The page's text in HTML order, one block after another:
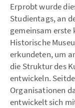
Erprobt wurde
Studientags, an
gemeinsam erste
Historische
erkundeten, um
die Struktur des
entwickeln.
Organisationen
entwickelt sich